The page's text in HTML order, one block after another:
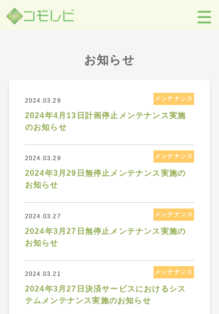
【コモレビ】SES事業者のための営業支援ツール
お知らせ
2024.03.29
2024年4月13日計画停止メンテナンス実施
のお知らせ
メンテナンス
2024.03.29
2024年3月29日無停止メンテナンス実施の
お知らせ
メンテナンス
2024.03.27
2024年3月27日無停止メンテナンス実施の
お知らせ
メンテナンス
2024.03.21
2024年3月27日決済サービスにおけるシス
テムメンテナンス実施のお知らせ
メンテナンス